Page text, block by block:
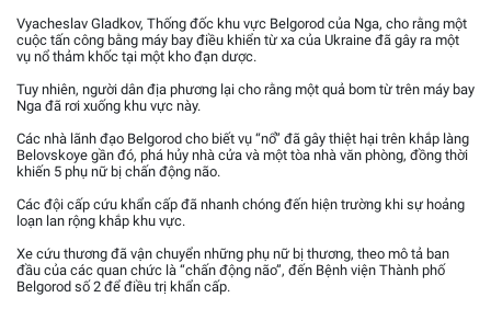
Vyacheslav Gladkov, Thống đốc khu vực Belgorod của Nga, cho rằng một
cuộc tấn công bằng máy bay điều khiển từ xa của Ukraine đã gây ra một
vụ nổ thảm khốc tại một kho đạn dược.
Tuy nhiên, người dân địa phương lại cho rằng một quả bom từ trên máy bay
Nga đã rơi xuống khu vực này.
Các nhà lãnh đạo Belgorod cho biết vụ “nổ” đã gây thiệt hại trên khắp làng
Belovskoye gần đó, phá hủy nhà cửa và một tòa nhà văn phòng, đồng thời
khiến 5 phụ nữ bị chấn động não.
Các đội cấp cứu khẩn cấp đã nhanh chóng đến hiện trường khi sự hoảng
loạn lan rộng khắp khu vực.
Xe cứu thương đã vận chuyển những phụ nữ bị thương, theo mô tả ban
đầu của các quan chức là “chấn động não”, đến Bệnh viện Thành phố
Belgorod số 2 để điều trị khẩn cấp.